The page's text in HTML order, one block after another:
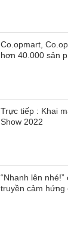
Co.opmart,
hơn 40.000 sản
Trực tiếp : Khai
Show 2022
“Nhanh lên
truyền cảm hứng